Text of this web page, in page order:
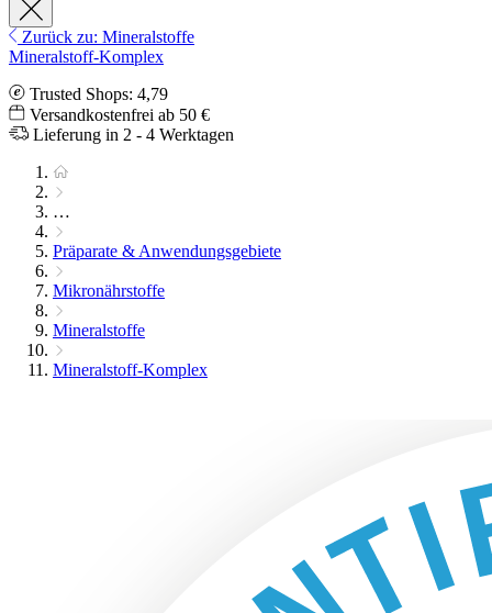
Zurück zu: Mineralstoffe
Mineralstoff-Komplex
Trusted Shops: 4,79
Versandkostenfrei ab 50 €
Lieferung in 2 - 4 Werktagen
…
Präparate & Anwendungsgebiete
Mikronährstoffe
Mineralstoffe
Mineralstoff-Komplex